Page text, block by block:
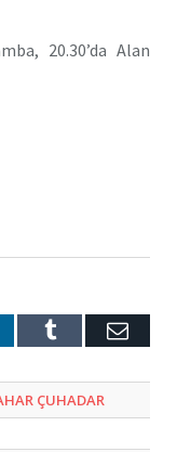
20.30’da Alan
Tumblr E-
ÇUHADAR